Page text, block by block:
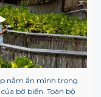
nằm ẩn mình trong
bờ biển. Toàn bộ